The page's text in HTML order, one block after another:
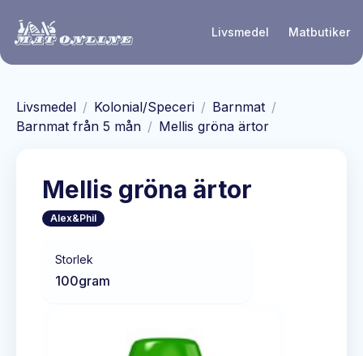
Livsmedel Matbutiker
Livsmedel / Kolonial/Speceri / Barnmat /
Barnmat från 5 mån / Mellis gröna ärtor
Mellis gröna ärtor
Alex&Phil
Storlek
100gram